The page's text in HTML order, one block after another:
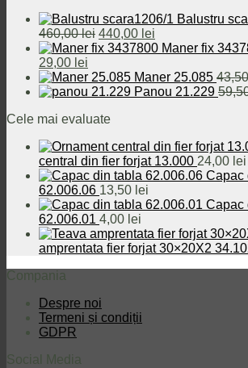
Balustru
460,00lei Prețul
inițial
fost:
460,00 lei.
440,00 lei
curent
440,00 lei.
Maner fix
Prețul
inițial
a
32,00 lei.
29,00 lei
curent
este:
Maner 25.085
Panou 21.229
Cele mai evaluate
central din fier forjat 13.000 24,00 lei
Capac
62.006.06 13,50 lei
Capac
62.006.01 4,00 lei
amprentata fier forjat 30×20X2
Compania
Despre noi
Termeni și condiții
GDPR
Social Media